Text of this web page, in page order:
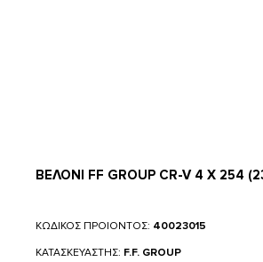
ΒΕΛΟΝΙ FF GROUP CR-V 4 Χ 254
ΚΩΔΙΚΟΣ ΠΡΟΙΟΝΤΟΣ: 40023015
ΚΑΤΑΣΚΕΥΑΣΤΗΣ: F.F. GROUP